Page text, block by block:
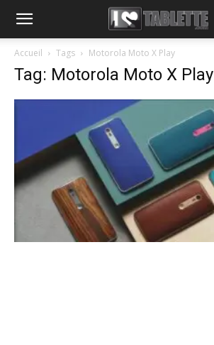
Accueil Tags Motorola Moto X Play
Tag: Motorola Moto X Play